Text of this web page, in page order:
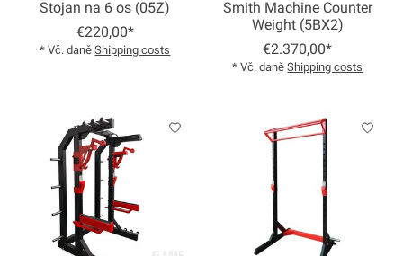
Stojan na 6 os (05Z)
€220,00*
* Vč. daněShipping costs
Smith Machine Counter
Weight (5BX2)
€2.370,00*
* Vč. daněShipping costs